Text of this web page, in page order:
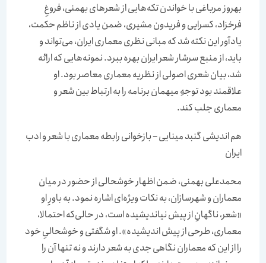
بهروز مرباغی با خواندن تکه‌هایی از شعرهای بهمنی، فروغ‌ِ
فرخزاد، کسرایی و فریدون مشیری، ضمن یادی از ناظم حکمت،
یادآور این نکته شد که مبانی نظری معماری ایران، می‌تواند و
باید، از منبع سرشار شعر ایران بهره ببرد. نمونه‌هایی که ارائه
شد، بیان شعری اصولی از نظریه معماری معاصر بود. او
علاقمند بود توجهِ میهمان برنامه را به ارتباط بین شعر و
معماری جلب کند.
هم اندیشی گنبد مینایی – بازخوانی رابطه معماری با شعر و ادب
ایران
محمدعلی بهمنی، ضمن اظهار خوشحالی از حضور در میان
معماران و شهرسازان، به نکات ویژه‌ای اشاره نمود. به باورِ او
«شعر، ناگهانِ از پیش نیاندیشیده‌ است، در حالی‌که احتمالا،
معماری، طرحی از پیش اندیشیده». او شگفتی و خوشحالیِ خود
را از این که معماران نگاهی جدی به شعر دارند و نه تنها آن را